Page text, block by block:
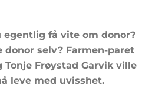
egentlig få vite om donor?
donor selv? Farmen-paret
Tonje Frøystad Garvik ville
leve med uvisshet.